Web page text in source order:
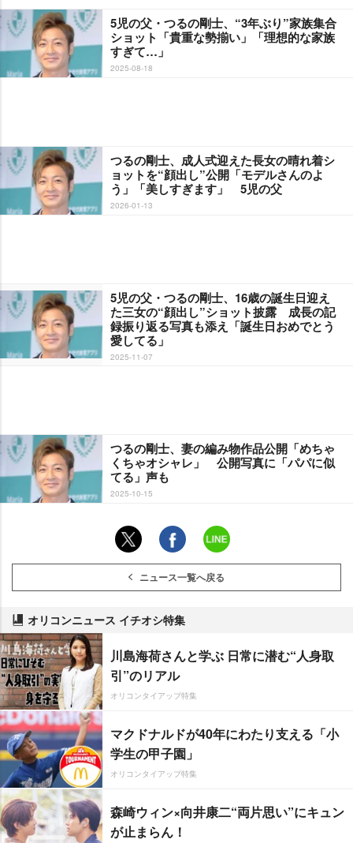
5児の父・つるの剛士、“3年ぶり”家族集合
ショット「貴重な勢揃い」「理想的な家族
すぎて…」
2025-08-18
つるの剛士、成人式迎えた長女の晴れ着シ
ョットを“顔出し”公開「モデルさんのよ
う」「美しすぎます」 5児の父
2026-01-13
5児の父・つるの剛士、16歳の誕生日迎え
た三女の“顔出し”ショット披露 成長の記
録振り返る写真も添え「誕生日おめでとう
愛してる」
2025-11-07
つるの剛士、妻の編み物作品公開「めちゃ
くちゃオシャレ」 公開写真に「パパに似
てる」声も
2025-10-15
ニュース一覧へ戻る
オリコンニュース イチオシ特集
川島海荷さんと学ぶ 日常に潜む“人身取
引”のリアル
オリコンタイアップ特集
マクドナルドが40年にわたり支える「小
学生の甲子園」
オリコンタイアップ特集
森崎ウィン×向井康二“両片思い”にキュン
が止まらん！